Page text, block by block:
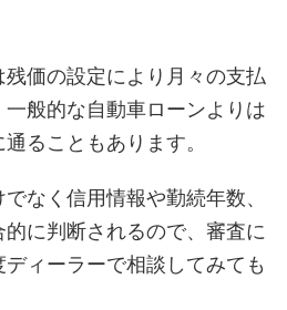
価の設定により月々の支払
般的な自動車ローンよりは
ることもあります。
なく信用情報や勤続年数、
に判断されるので、審査に
ィーラーで相談してみても